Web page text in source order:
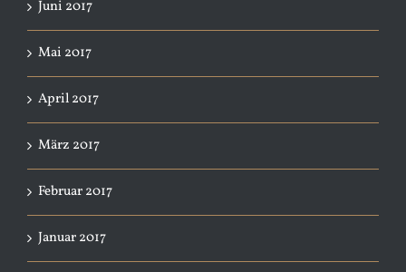
Juni 2017
Mai 2017
April 2017
März 2017
Februar 2017
Januar 2017